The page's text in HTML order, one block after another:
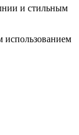
и стильным
использованием